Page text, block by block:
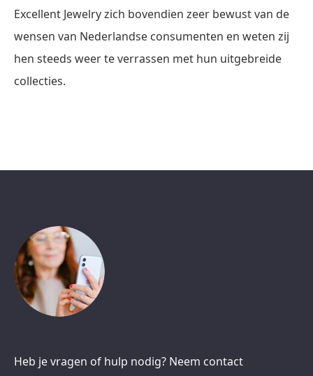
Excellent Jewelry zich bovendien zeer bewust van de
wensen van Nederlandse consumenten en weten zij
hen steeds weer te verrassen met hun uitgebreide
collecties.
Heb je vragen of hulp nodig? Neem contact